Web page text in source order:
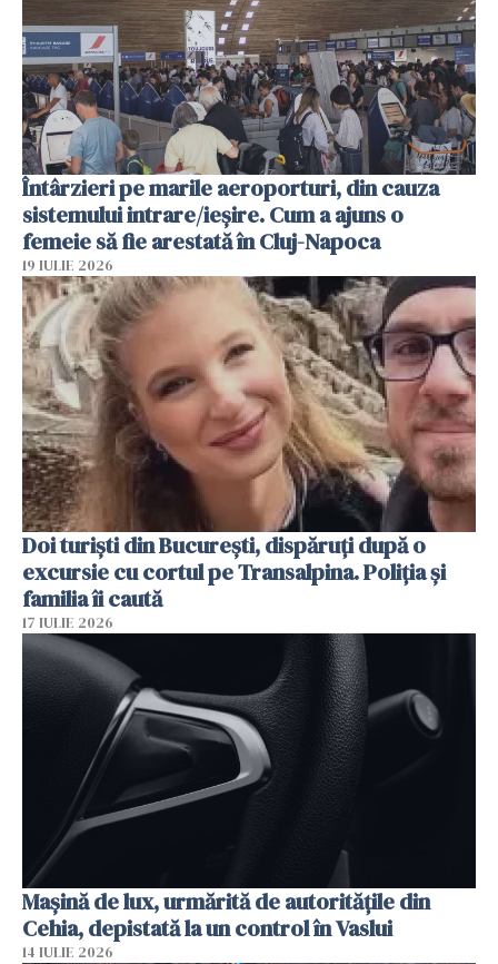
Întârzieri pe marile aeroporturi, din cauza
sistemului intrare/ieșire. Cum a ajuns o
femeie să fie arestată în Cluj-Napoca
19 IULIE 2026
Doi turiști din București, dispăruți după o
excursie cu cortul pe Transalpina. Poliția și
familia îi caută
17 IULIE 2026
Mașină de lux, urmărită de autoritățile din
Cehia, depistată la un control în Vaslui
14 IULIE 2026